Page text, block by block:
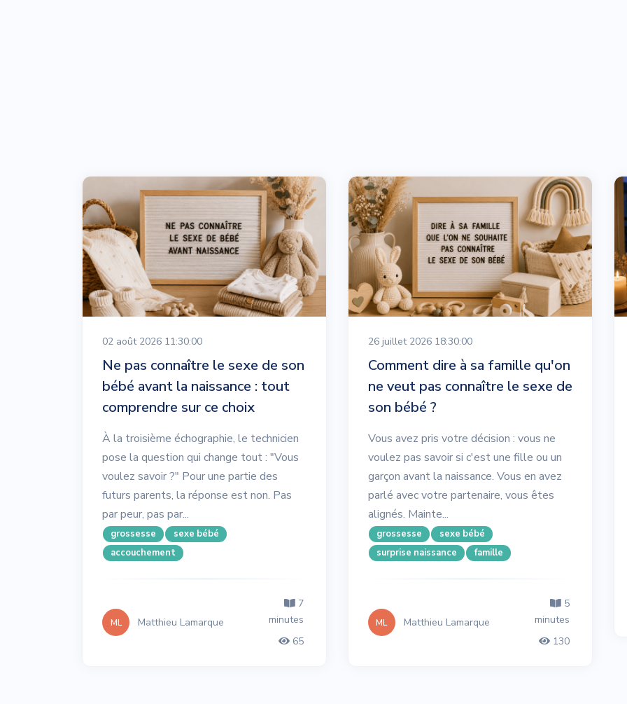
02 août 2026 11:30:00
Ne pas connaître le sexe de son
bébé avant la naissance : tout
comprendre sur ce choix
À la troisième échographie, le technicien
pose la question qui change tout : "Vous
voulez savoir ?" Pour une partie des
futurs parents, la réponse est non. Pas
par peur, pas par...
grossesse
sexe bébé
accouchement
ML Matthieu Lamarque
7
minutes
65
26 juillet 2026 18:30:00
Comment dire à sa famille qu'on
ne veut pas connaître le sexe de
son bébé ?
Vous avez pris votre décision : vous ne
voulez pas savoir si c'est une fille ou un
garçon avant la naissance. Vous en avez
parlé avec votre partenaire, vous êtes
alignés. Mainte...
grossesse
sexe bébé
surprise naissance
famille
ML Matthieu Lamarque
5
minutes
130